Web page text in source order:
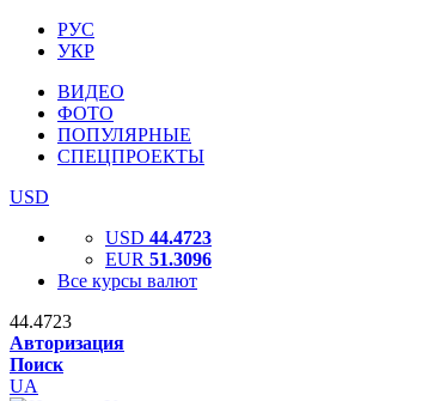
РУС
УКР
ВИДЕО
ФОТО
ПОПУЛЯРНЫЕ
СПЕЦПРОЕКТЫ
USD
USD 44.4723
EUR 51.3096
Все курсы валют
44.4723
Авторизация
Поиск
UA